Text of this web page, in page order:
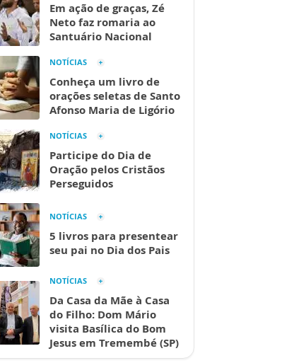
Em ação de graças, Zé
Neto faz romaria ao
Santuário Nacional
NOTÍCIAS
Conheça um livro de
orações seletas de Santo
Afonso Maria de Ligório
NOTÍCIAS
Participe do Dia de
Oração pelos Cristãos
Perseguidos
NOTÍCIAS
5 livros para presentear
seu pai no Dia dos Pais
NOTÍCIAS
Da Casa da Mãe à Casa
do Filho: Dom Mário
visita Basílica do Bom
Jesus em Tremembé (SP)